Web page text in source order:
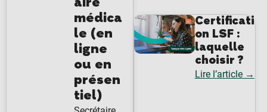
médica
le (en
ligne
ou en
présen
tiel)
Certificati
on LSF :
laquelle
choisir ?
Lire l’article →